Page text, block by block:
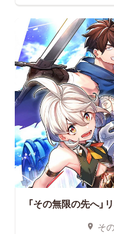
「その無限の先へ
そ